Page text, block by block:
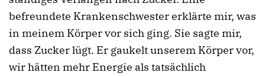
befreundete Krankenschwester erklärte mir, was
in meinem Körper vor sich ging. Sie sagte mir,
dass Zucker lügt. Er gaukelt unserem Körper vor,
wir hätten mehr Energie als tatsächlich